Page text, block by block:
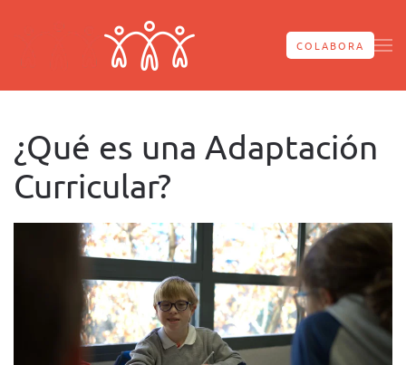
Skip to main content COLABORA
¿Qué es una Adaptación
Curricular?